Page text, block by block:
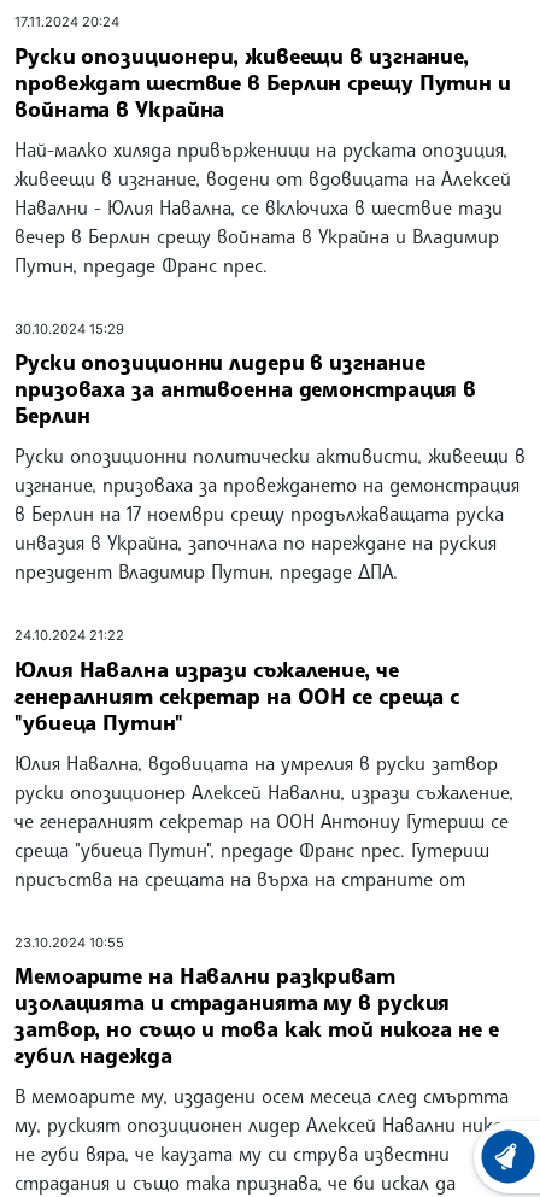
17.11.2024 20:24
Руски опозиционери, живеещи в изгнание,
провеждат шествие в Берлин срещу Путин и
войната в Украйна
Най-малко хиляда привърженици на руската опозиция,
живеещи в изгнание, водени от вдовицата на Алексей
Навални - Юлия Навална, се включиха в шествие тази
вечер в Берлин срещу войната в Украйна и Владимир
Путин, предаде Франс прес.
30.10.2024 15:29
Руски опозиционни лидери в изгнание
призоваха за антивоенна демонстрация в
Берлин
Руски опозиционни политически активисти, живеещи в
изгнание, призоваха за провеждането на демонстрация
в Берлин на 17 ноември срещу продължаващата руска
инвазия в Украйна, започнала по нареждане на руския
президент Владимир Путин, предаде ДПА.
24.10.2024 21:22
Юлия Навална изрази съжаление, че
генералният секретар на ООН се среща с
"убиеца Путин"
Юлия Навална, вдовицата на умрелия в руски затвор
руски опозиционер Алексей Навални, изрази съжаление,
че генералният секретар на ООН Антониу Гутериш се
среща "убиеца Путин", предаде Франс прес. Гутериш
присъства на срещата на върха на страните от
23.10.2024 10:55
Мемоарите на Навални разкриват
изолацията и страданията му в руския
затвор, но също и това как той никога не е
губил надежда
В мемоарите му, издадени осем месеца след смъртта
му, руският опозиционен лидер Алексей Навални никога
не губи вяра, че каузата му си струва известни
страдания и също така признава, че би искал да